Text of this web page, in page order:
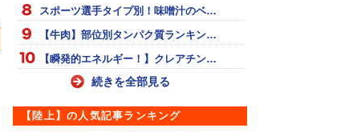
スポーツ選手タイプ別！味噌汁のベ…
【牛肉】部位別タンパク質ランキン…
【瞬発的エネルギー！】クレアチン…
続きを全部見る
【陸上】の人気記事ランキング